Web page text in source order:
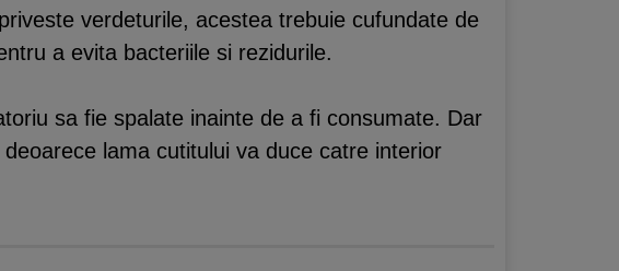
verdeturile, acestea trebuie cufundate de
a evita bacteriile si rezidurile.
sa fie spalate inainte de a fi consumate. Dar
lama cutitului va duce catre interior